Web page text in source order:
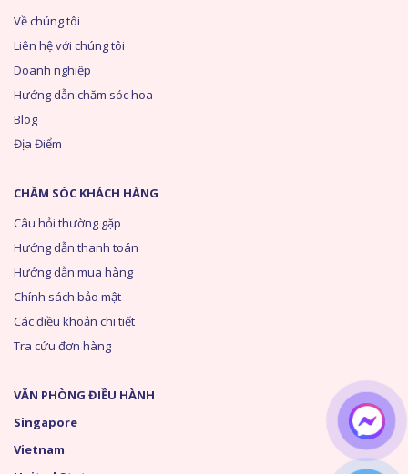
Về chúng tôi
Liên hệ với chúng tôi
Doanh nghiệp
Hướng dẫn chăm sóc hoa
Blog
Địa Điểm
CHĂM SÓC KHÁCH HÀNG
Câu hỏi thường gặp
Hướng dẫn thanh toán
Hướng dẫn mua hàng
Chính sách bảo mật
Các điều khoản chi tiết
Tra cứu đơn hàng
VĂN PHÒNG ĐIỀU HÀNH
Singapore
Vietnam